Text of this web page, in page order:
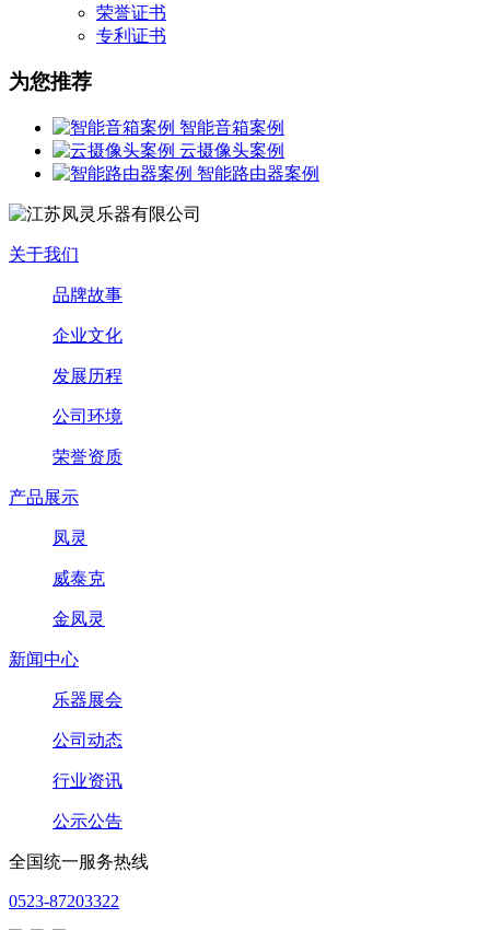
荣誉证书
专利证书
为您推荐
智能音箱案例
云摄像头案例
智能路由器案例
关于我们
品牌故事
企业文化
发展历程
公司环境
荣誉资质
产品展示
凤灵
威泰克
金凤灵
新闻中心
乐器展会
公司动态
行业资讯
公示公告
全国统一服务热线
0523-87203322